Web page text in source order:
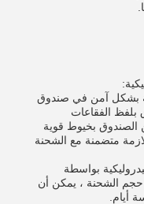
بشكل آمن في صندوق
بلفظ الفقاعات
بخيوط قوية
متضمنة مع الشحنة
بواسطة
حجم الشحنة ، يمكن أن
أيام.